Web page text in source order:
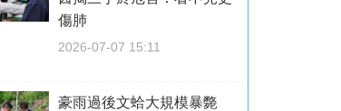
傷肺
2026-07-07 15:11
豪雨過後文蛤大規模暴斃